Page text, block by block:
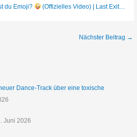
du Emoji?
(Offizielles Video) | Last Exit…
Nächster Beitrag →
Dance-Track über eine toxische
Juni 2026